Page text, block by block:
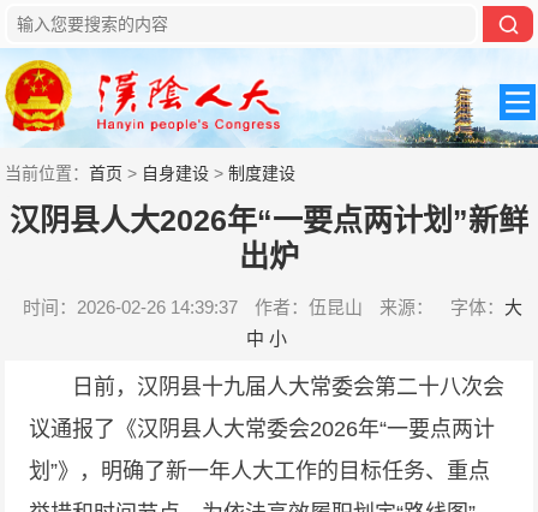
当前位置：首页 > 自身建设 >制度建设
汉阴县人大2026年“一要点两计划”新鲜
出炉
时间：2026-02-26 14:39:37 作者：伍昆山 来源： 字体： 大
中 小
日前，汉阴县十九届人大常委会第二十八次会
议通报了《汉阴县人大常委会2026年“一要点两计
划”》，明确了新一年人大工作的目标任务、重点